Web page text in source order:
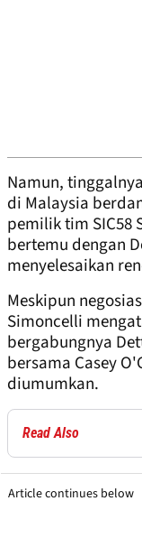
Namun,
di Malaysia
pemilik tim SIC58
bertemu dengan
menyelesaikan
Meskipun
Simoncelli
bergabungnya
bersama Casey
diumumkan.
Read Also
Article continues below